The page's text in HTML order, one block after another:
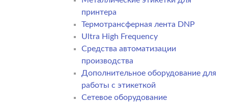
принтера
Термотрансферная лента DNP
Ultra High Frequency
Средства автоматизации
производства
Дополнительное оборудование для
работы с этикеткой
Сетевое оборудование